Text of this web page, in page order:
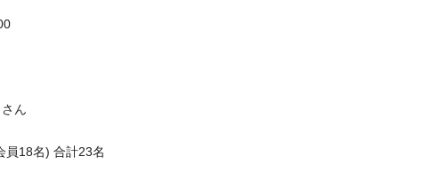
ん
員18名) 合計23名